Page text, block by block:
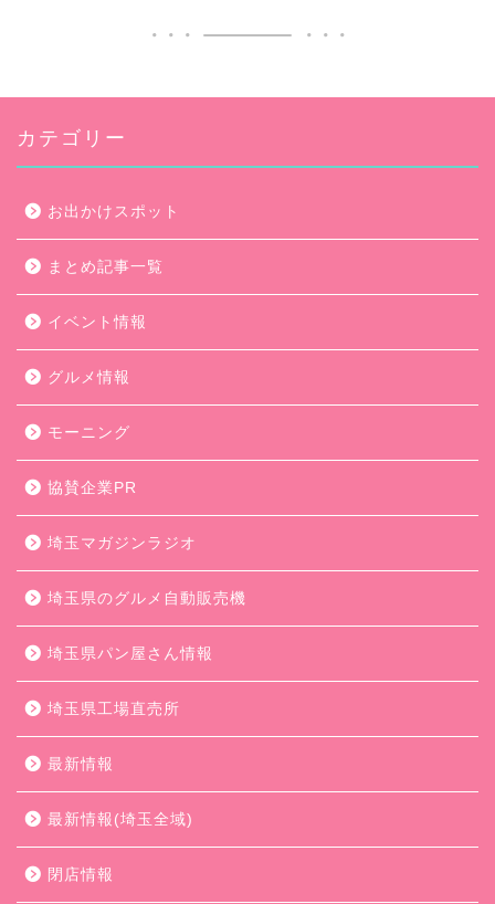
カテゴリー
お出かけスポット
まとめ記事一覧
イベント情報
グルメ情報
モーニング
協賛企業PR
埼玉マガジンラジオ
埼玉県のグルメ自動販売機
埼玉県パン屋さん情報
埼玉県工場直売所
最新情報
最新情報(埼玉全域)
閉店情報